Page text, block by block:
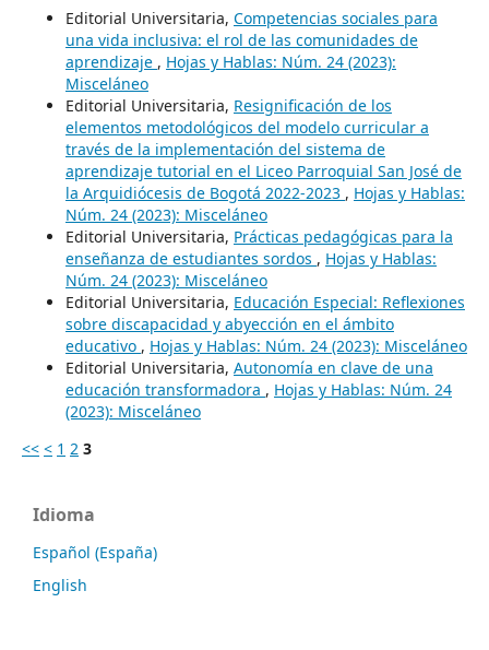
Editorial Universitaria, Competencias sociales para
una vida inclusiva: el rol de las comunidades de
aprendizaje , Hojas y Hablas: Núm. 24 (2023):
Misceláneo
Editorial Universitaria, Resignificación de los
elementos metodológicos del modelo curricular a
través de la implementación del sistema de
aprendizaje tutorial en el Liceo Parroquial San José de
la Arquidiócesis de Bogotá 2022-2023 , Hojas y Hablas:
Núm. 24 (2023): Misceláneo
Editorial Universitaria, Prácticas pedagógicas para la
enseñanza de estudiantes sordos , Hojas y Hablas:
Núm. 24 (2023): Misceláneo
Editorial Universitaria, Educación Especial: Reflexiones
sobre discapacidad y abyección en el ámbito
educativo , Hojas y Hablas: Núm. 24 (2023): Misceláneo
Editorial Universitaria, Autonomía en clave de una
educación transformadora , Hojas y Hablas: Núm. 24
(2023): Misceláneo
<< < 1 2 3
Idioma
Español (España)
English